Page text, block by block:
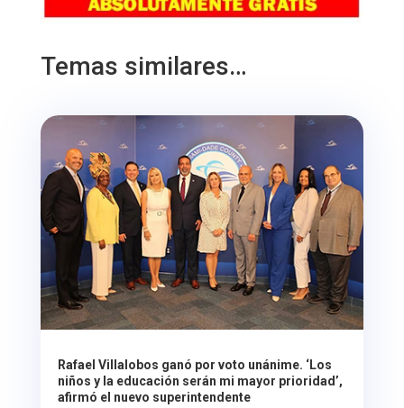
Temas similares…
Rafael Villalobos ganó por voto unánime. ‘Los
niños y la educación serán mi mayor prioridad’,
afirmó el nuevo superintendente